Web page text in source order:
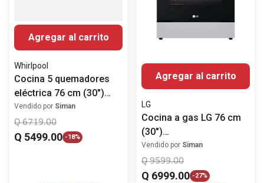
Agregar al carrito
Whirlpool
Cocina 5 quemadores
eléctrica 76 cm (30")
LWFRE2450D Whirlpool
Vendido por Siman
Q 6719.00
Q 5499.00 -18%
Agregar al carrito
LG
Cocina a gas LG 76 cm
(30")
LRGL5843S.FSTFGSS
Vendido por Siman
Q 9599.00
Q 6999.00 -27%